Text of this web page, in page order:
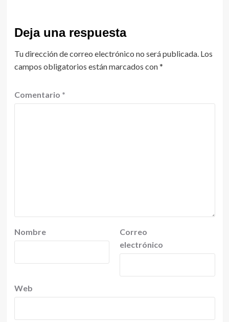
Deja una respuesta
Tu dirección de correo electrónico no será publicada. Los
campos obligatorios están marcados con*
Comentario *
Nombre
Correo
electrónico
Web